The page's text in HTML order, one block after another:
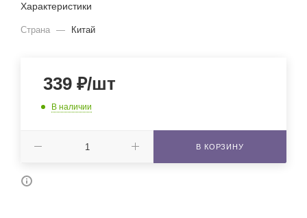
Характеристики
Страна — Китай
339 ₽/шт
В наличии
В КОРЗИНУ